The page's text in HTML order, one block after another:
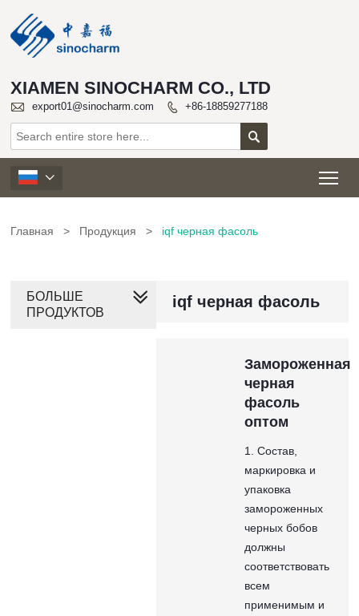
XIAMEN SINOCHARM CO., LTD
 export01@sinocharm.com  +86-18859277188


Главная > Продукция > iqf черная фасоль
iqf черная фасоль
Замороженная
черная
фасоль
оптом
1. Состав,
маркировка и
упаковка
замороженных
черных бобов
должны
соответствовать
всем
применимым и
БОЛЬШЕ
ПРОДУКТОВ